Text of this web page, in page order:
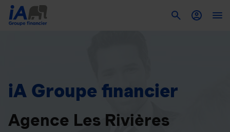
iA Groupe financier
Agence Les Rivières